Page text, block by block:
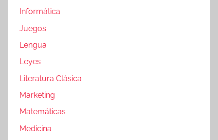
Informática
Juegos
Lengua
Leyes
Literatura Clásica
Marketing
Matemáticas
Medicina